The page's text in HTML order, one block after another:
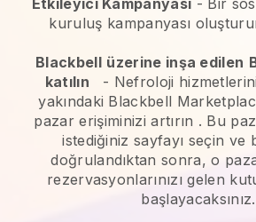
kuruluş kampanyası
Blackbell üzerine inşa edilen
katılın
- Nefroloji
yakındaki Blackbell
pazar erişiminizi artırın . Bu
istediğiniz sayfayı seçin ve
doğrulandıktan sonra, o
rezervasyonlarınızı gelen
başlayacaksınız.